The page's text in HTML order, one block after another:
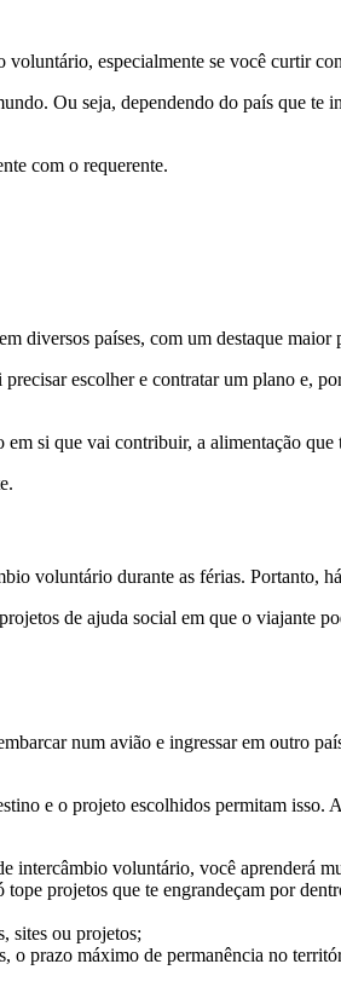
especialmente se você curtir
Ou seja, dependendo do país que te
com o requerente.
diversos países, com um destaque
escolher e contratar um plano e,
si que vai contribuir, a alimentação que
voluntário durante as férias. Portanto,
de ajuda social em que o
num avião e ingressar em outro
e o projeto escolhidos permitam isso.
voluntário, você aprenderá
projetos que te engrandeçam por
sites ou projetos;
o prazo máximo de permanência no